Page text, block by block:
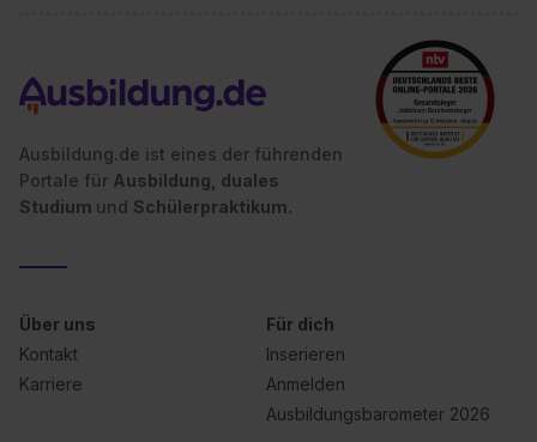
Ausbildung.de ist eines der führenden
Portale für Ausbildung, duales
Studium und Schülerpraktikum.
Über uns
Kontakt
Karriere
Für dich
Inserieren
Anmelden
Ausbildungsbarometer 2026